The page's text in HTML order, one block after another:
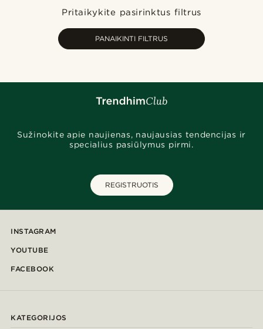
Brangiausia
Pritaikykite pasirinktus filtrus
PANAIKINTI FILTRUS
Sužinokite apie naujienas, naujausias tendencijas ir
specialius pasiūlymus pirmi.
REGISTRUOTIS
INSTAGRAM
YOUTUBE
FACEBOOK
KATEGORIJOS